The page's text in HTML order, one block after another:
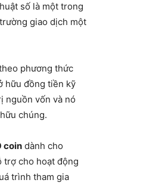
số là một trong
giao dịch một
phương thức
hữu đồng tiền kỹ
nguồn vốn và nó
chúng.
coin dành cho
trợ cho hoạt động
trình tham gia